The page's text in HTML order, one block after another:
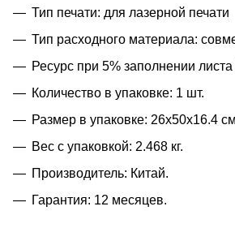
Тип печати: для лазерной печати
Тип расходного материала:
Ресурс при 5% заполнении
Количество в упаковке: 1 шт.
Размер в упаковке: 26x50x16.4
Вес с упаковкой: 2.468 кг.
Производитель: Китай.
Гарантия: 12 месяцев.